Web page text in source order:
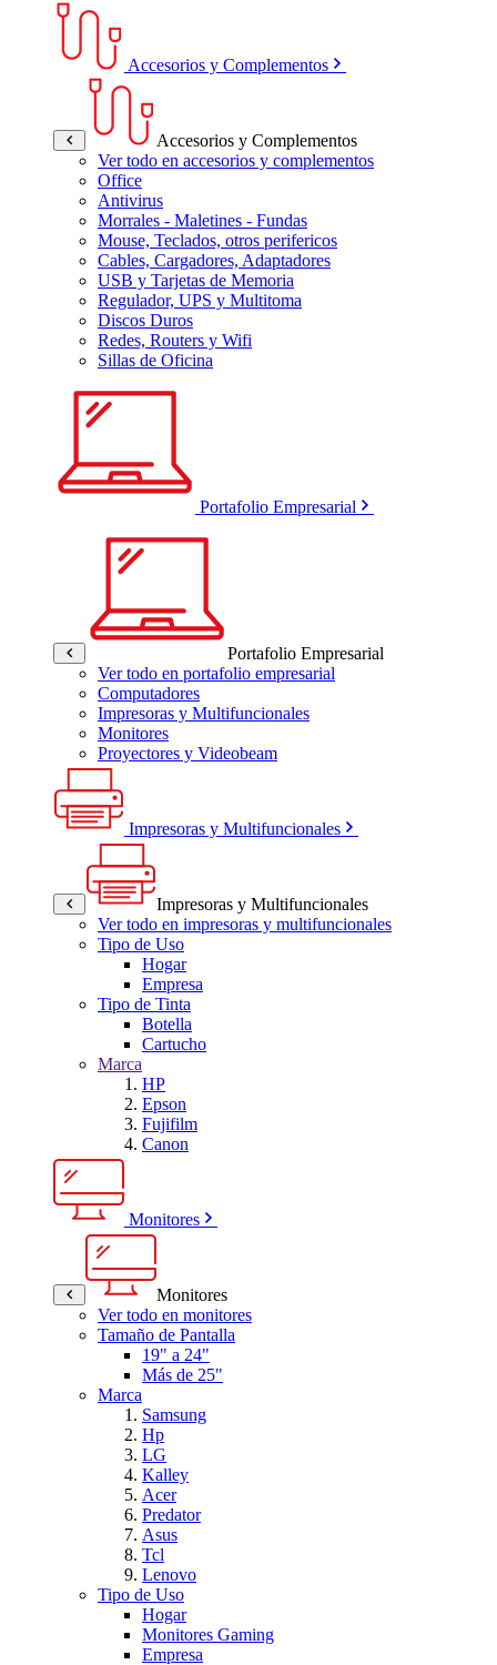
Accesorios y Complementos
Accesorios y Complementos
Ver todo en accesorios y complementos
Office
Antivirus
Morrales - Maletines - Fundas
Mouse, Teclados, otros perifericos
Cables, Cargadores, Adaptadores
USB y Tarjetas de Memoria
Regulador, UPS y Multitoma
Discos Duros
Redes, Routers y Wifi
Sillas de Oficina
Portafolio Empresarial
Portafolio Empresarial
Ver todo en portafolio empresarial
Computadores
Impresoras y Multifuncionales
Monitores
Proyectores y Videobeam
Impresoras y Multifuncionales
Impresoras y Multifuncionales
Ver todo en impresoras y multifuncionales
Tipo de Uso
Hogar
Empresa
Tipo de Tinta
Botella
Cartucho
Marca
HP
Epson
Fujifilm
Canon
Monitores
Monitores
Ver todo en monitores
Tamaño de Pantalla
19" a 24"
Más de 25"
Marca
Samsung
Hp
LG
Kalley
Acer
Predator
Asus
Tcl
Lenovo
Tipo de Uso
Hogar
Monitores Gaming
Empresa